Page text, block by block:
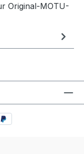
Original-MOTU-